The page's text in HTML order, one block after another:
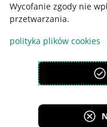
Wycofanie zgody nie
przetwarzania.
polityka plików cookies
Korzystanie z serwisu